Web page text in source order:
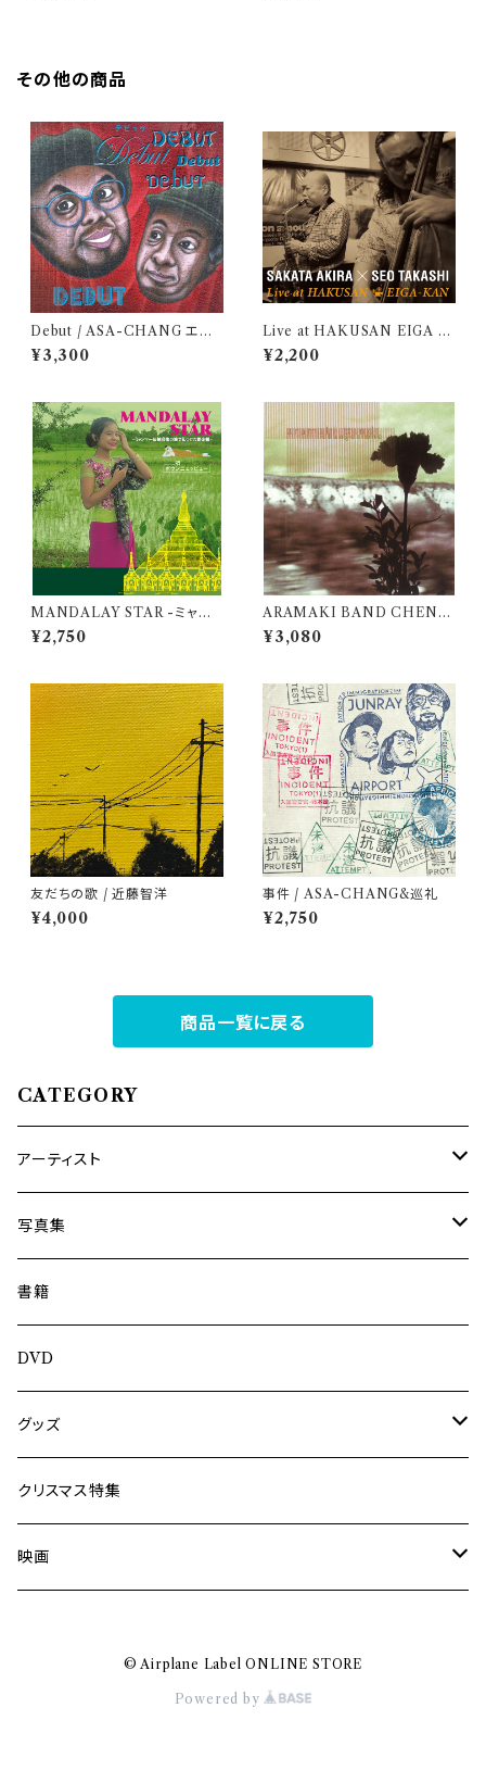
その他の商品
Debut / ASA-CHANG エマ
ーソン北村 （アナログ盤レコー
ド10"）
¥3,300
Live at HAKUSAN EIGA -
KAN
¥2,200
MANDALAY STAR -ミャン
マー民族音楽の旅で見つけた黄
金郷- / ポウンニェッピュー
¥2,750
ARAMAKI BAND CHENG
ES ONE / ARAMAKI BAN
D
¥3,080
友だちの歌 / 近藤智洋
¥4,000
事件 / ASA-CHANG&巡礼
¥2,750
商品一覧に戻る
CATEGORY
アーティスト
内海利勝
南博
ASA-CHANG
Jun Kawabata
Mooney
ミャンマー伝統音楽
写真集
Jun Kawabata
旅の記憶
書籍
DVD
グッズ
Tシャツ
クリスマス特集
映画
© Airplane Label ONLINE STORE
Powered by